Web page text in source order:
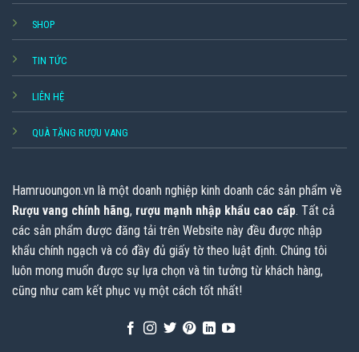
SHOP
TIN TỨC
LIÊN HỆ
QUÀ TẶNG RƯỢU VANG
Hamruoungon.vn là một doanh nghiệp kinh doanh các sản phẩm về
Rượu vang chính hãng, rượu mạnh nhập khẩu cao cấp. Tất cả
các sản phẩm được đăng tải trên Website này đều được nhập
khẩu chính ngạch và có đầy đủ giấy tờ theo luật định. Chúng tôi
luôn mong muốn được sự lựa chọn và tin tưởng từ khách hàng,
cũng như cam kết phục vụ một cách tốt nhất!